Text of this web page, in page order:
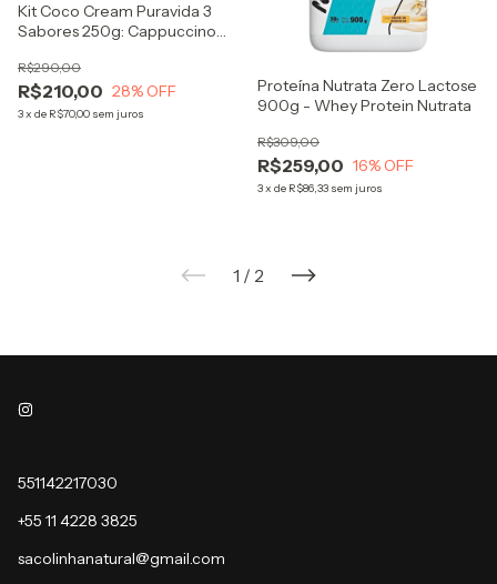
Kit Coco Cream Puravida 3
Sabores 250g: Cappuccino
R$210,00
R$290,00
28% OFF
3x de R$70,00 sem juros
Proteína Nutrata Zero Lactose
900g - Whey Protein Nutrata
R$259,00
R$309,00
16% OFF
3x de R$86,33 sem juros
1 / 2
551142217030
+55 11 4228 3825
sacolinhanatural@gmail.com